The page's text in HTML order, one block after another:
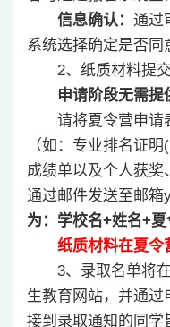
信息确认： 通过
系统选择确定是否同
2、纸质材料提交
申请阶段无需提
请将夏令营申请
（如：专业排名证
成绩单以及个人获
通过邮件发送至邮箱
为：学校名+姓名+夏
纸质材料在夏令
3、录取名单将
生教育网站，并通
接到录取通知的同学